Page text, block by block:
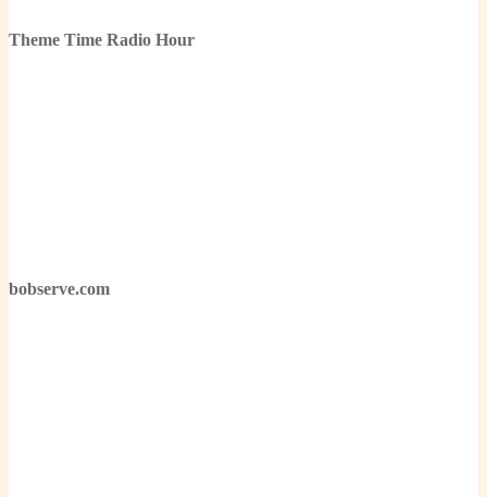
Theme Time Radio Hour
bobserve.com